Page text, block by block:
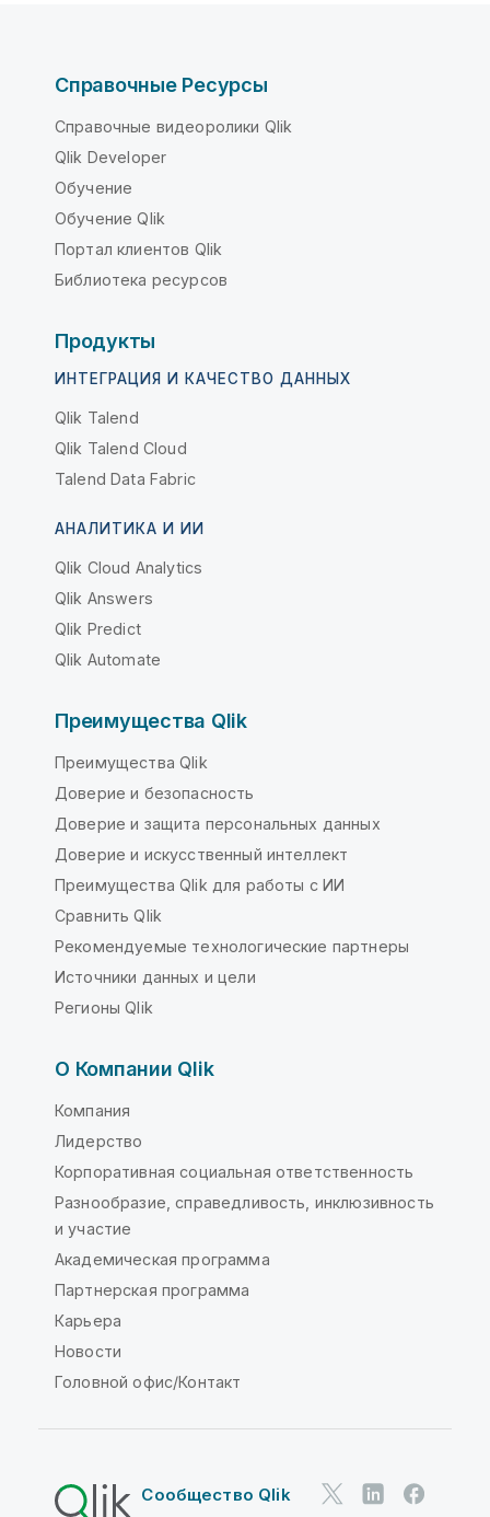
Справочные Ресурсы
Справочные видеоролики Qlik
Qlik Developer
Обучение
Обучение Qlik
Портал клиентов Qlik
Библиотека ресурсов
Продукты
ИНТЕГРАЦИЯ И КАЧЕСТВО ДАННЫХ
Qlik Talend
Qlik Talend Cloud
Talend Data Fabric
АНАЛИТИКА И ИИ
Qlik Cloud Analytics
Qlik Answers
Qlik Predict
Qlik Automate
Преимущества Qlik
Преимущества Qlik
Доверие и безопасность
Доверие и защита персональных данных
Доверие и искусственный интеллект
Преимущества Qlik для работы с ИИ
Сравнить Qlik
Рекомендуемые технологические партнеры
Источники данных и цели
Регионы Qlik
О Компании Qlik
Компания
Лидерство
Корпоративная социальная ответственность
Разнообразие, справедливость, инклюзивность
и участие
Академическая программа
Партнерская программа
Карьера
Новости
Головной офис/Контакт
Сообщество Qlik